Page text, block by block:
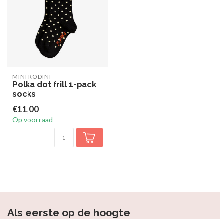
MINI RODINI
Polka dot frill 1-pack
socks
€11,00
Op voorraad
Als eerste op de hoogte